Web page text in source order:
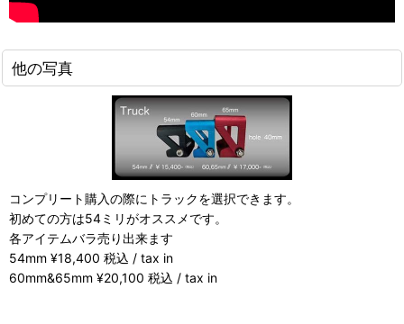
他の写真
コンプリート購入の際にトラックを選択できます。
初めての方は54ミリがオススメです。
各アイテムバラ売り出来ます
54mm ¥18,400 税込 / tax in
60mm&65mm ¥20,100 税込 / tax in